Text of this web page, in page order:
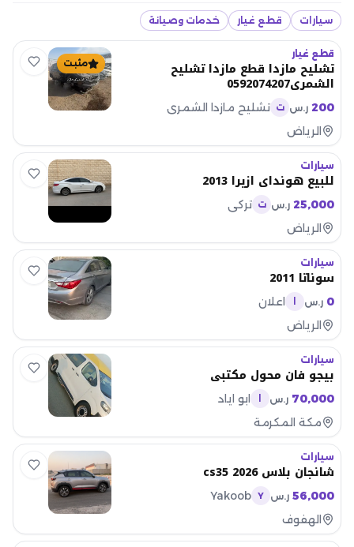
سيارات قطع غيار خدمات وصيانة
مثبت
قطع غيار
تشليح مازدا قطع مازدا تشليح
الشمري0592074207
200 ر.س ت تشليح مازدا الشمري
الرياض
سيارات
للبيع هونداي ازيرا 2013
25,000 ر.س ت تركي
الرياض
سيارات
سوناتا 2011
0 ر.س
اعلان
الرياض
سيارات
بيجو فان محول مكتبي
70,000 ر.س
ابو اياد
مكة المكرمة
سيارات
شانجان بلاس cs35 2026
56,000 ر.س Y
Yakoob
الهفوف